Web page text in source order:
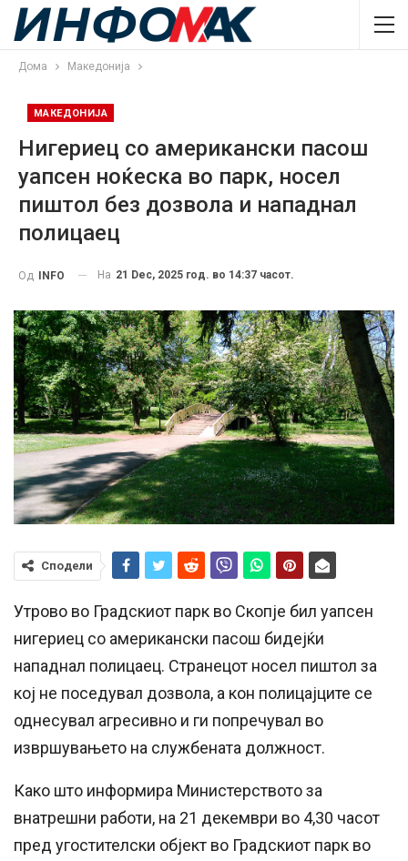
Дома Македонија
МАКЕДОНИЈА
Нигериец со американски пасош
уапсен ноќеска во парк, носел
пиштол без дозвола и нападнал
полицаец
Од INFO На 21 Dec, 2025 год. во 14:37 часот.
Сподели
Утрово во Градскиот парк во Скопје бил уапсен
нигериец со американски пасош бидејќи
нападнал полицаец. Странецот носел пиштол за
кој не поседувал дозвола, а кон полицајците се
однесувал агресивно и ги попречувал во
извршувањето на службената должност.
Како што информира Министерството за
внатрешни работи, на 21 декември во 4,30 часот
пред угостителски објект во Градскиот парк во